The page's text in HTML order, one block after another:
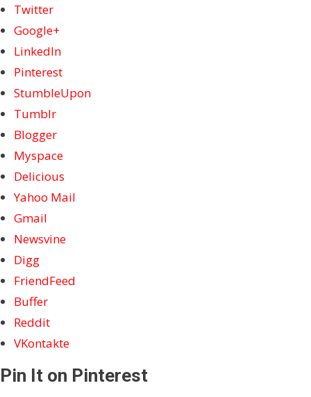
Twitter
Google+
LinkedIn
Pinterest
StumbleUpon
Tumblr
Blogger
Myspace
Delicious
Yahoo Mail
Gmail
Newsvine
Digg
FriendFeed
Buffer
Reddit
VKontakte
Pin It on Pinterest